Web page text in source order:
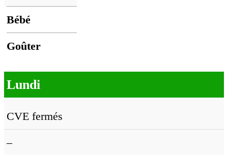
Bébé
Goûter
Lundi
CVE fermés
–